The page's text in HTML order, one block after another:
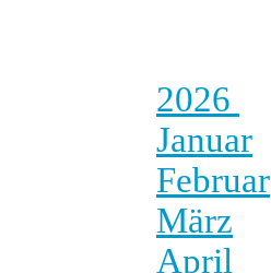
2026
Januar
Februar
März
April